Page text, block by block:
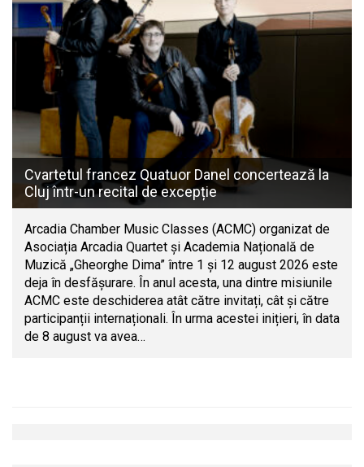
Cvartetul francez Quatuor Danel concertează la
Cluj într-un recital de excepție
Arcadia Chamber Music Classes (ACMC) organizat de
Asociația Arcadia Quartet și Academia Națională de
Muzică „Gheorghe Dima” între 1 și 12 august 2026 este
deja în desfășurare. În anul acesta, una dintre misiunile
ACMC este deschiderea atât către invitați, cât și către
participanții internaționali. În urma acestei inițieri, în data
de 8 august va avea…